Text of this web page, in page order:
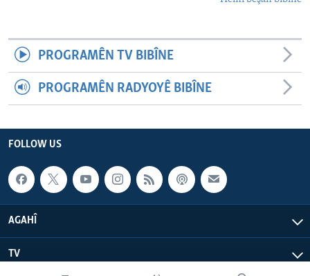
PROGRAMÊN TV BIBÎNE
PROGRAMÊN RADYOYÊ BIBÎNE
FOLLOW US
AGAHÎ
TV